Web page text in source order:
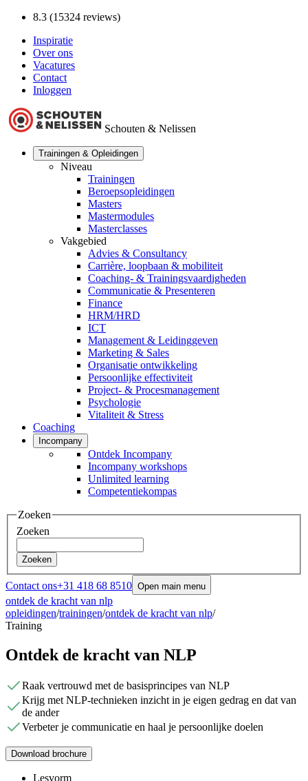
8.3 (15324 reviews)
Inspiratie
Over ons
Vacatures
Contact
Inloggen
Schouten & Nelissen
Trainingen & Opleidingen
Niveau
Trainingen
Beroepsopleidingen
Masters
Mastermodules
Masterclasses
Vakgebied
Advies & Consultancy
Carrière, loopbaan & mobiliteit
Coaching- & Trainingsvaardigheden
Communicatie & Presenteren
Finance
HRM/HRD
ICT
Management & Leidinggeven
Marketing & Sales
Organisatie ontwikkeling
Persoonlijke effectiviteit
Project- & Procesmanagement
Psychologie
Vitaliteit & Stress
Coaching
Incompany
Ontdek Incompany
Incompany workshops
Unlimited learning
Competentiekompas
Zoeken
Zoeken
Zoeken
Contact ons+31 418 68 8510 Open main menu
ontdek de kracht van nlp
opleidingen/trainingen/ontdek de kracht van nlp/
Training
Ontdek de kracht van NLP
Raak vertrouwd met de basisprincipes van NLP
Krijg met NLP-technieken inzicht in je eigen gedrag en dat van
de ander
Verbeter je communicatie en haal je persoonlijke doelen
Download brochure
Lesvorm